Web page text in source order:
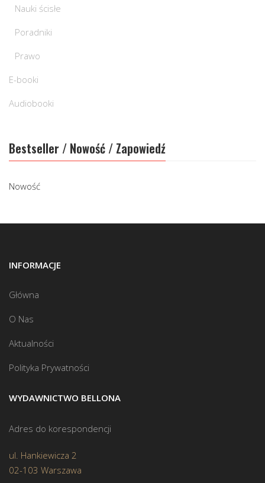
Nauki ścisłe
Poradniki
Prawo
E-booki
Audiobooki
Bestseller / Nowość / Zapowiedź
Nowość
INFORMACJE
Główna
O Nas
Aktualności
Polityka Prywatności
WYDAWNICTWO BELLONA
Adres do korespondencji
ul. Hankiewicza 2
02-103 Warszawa